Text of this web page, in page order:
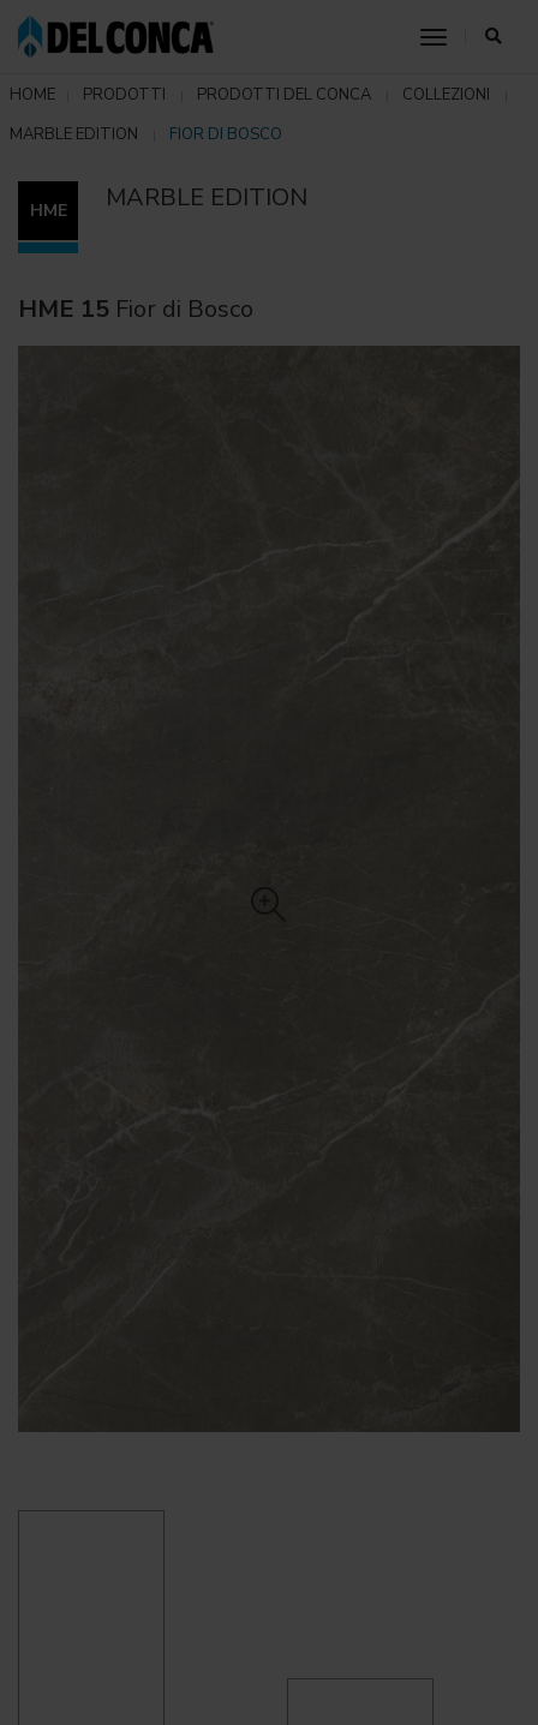
toggle
HOME PRODOTTI PRODOTTI DEL CONCA
COLLEZIONI
MARBLE EDITION
FIOR DI BOSCO
HME MARBLE EDITION
HME 15 Fior di Bosco